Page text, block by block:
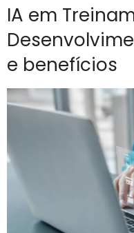
IA em
e benefícios